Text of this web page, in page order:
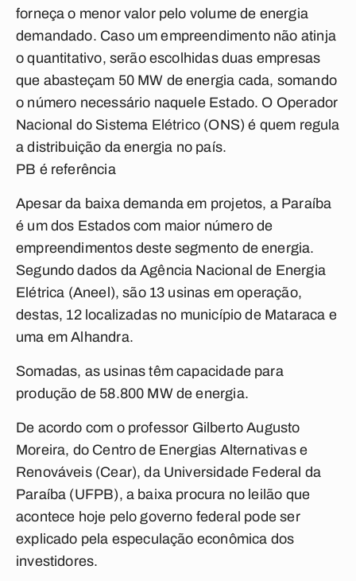
forneça o menor valor pelo volume de energia
demandado. Caso um empreendimento não atinja
o quantitativo, serão escolhidas duas empresas
que abasteçam 50 MW de energia cada, somando
o número necessário naquele Estado. O Operador
Nacional do Sistema Elétrico (ONS) é quem regula
a distribuição da energia no país.
PB é referência
Apesar da baixa demanda em projetos, a Paraíba
é um dos Estados com maior número de
empreendimentos deste segmento de energia.
Segundo dados da Agência Nacional de Energia
Elétrica (Aneel), são 13 usinas em operação,
destas, 12 localizadas no município de Mataraca e
uma em Alhandra.
Somadas, as usinas têm capacidade para
produção de 58.800 MW de energia.
De acordo com o professor Gilberto Augusto
Moreira, do Centro de Energias Alternativas e
Renováveis (Cear), da Universidade Federal da
Paraíba (UFPB), a baixa procura no leilão que
acontece hoje pelo governo federal pode ser
explicado pela especulação econômica dos
investidores.